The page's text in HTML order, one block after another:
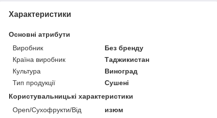
Характеристики
Основні атрибути
Виробник
Без бренду
Країна виробник
Таджикистан
Культура
Виноград
Тип продукції
Сушені
Користувальницькі характеристики
Open/Сухофрукти/Від
изюм